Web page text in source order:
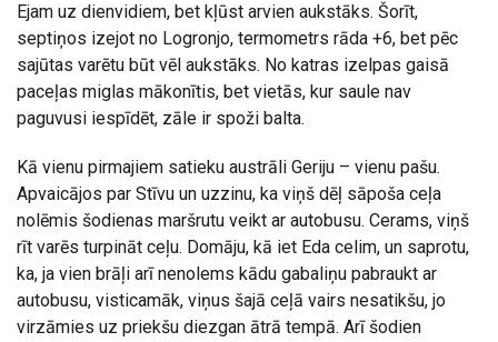
Ejam uz dienvidiem, bet kļūst arvien aukstāks. Šorīt,
septiņos izejot no Logronjo, termometrs rāda +6, bet pēc
sajūtas varētu būt vēl aukstāks. No katras izelpas gaisā
paceļas miglas mākonītis, bet vietās, kur saule nav
paguvusi iespīdēt, zāle ir spoži balta.
Kā vienu pirmajiem satieku austrāli Geriju – vienu pašu.
Apvaicājos par Stīvu un uzzinu, ka viņš dēļ sāpoša ceļa
nolēmis šodienas maršrutu veikt ar autobusu. Cerams, viņš
rīt varēs turpināt ceļu. Domāju, kā iet Eda celim, un saprotu,
ka, ja vien brāļi arī nenolems kādu gabaliņu pabraukt ar
autobusu, visticamāk, viņus šajā ceļā vairs nesatikšu, jo
virzāmies uz priekšu diezgan ātrā tempā. Arī šodien